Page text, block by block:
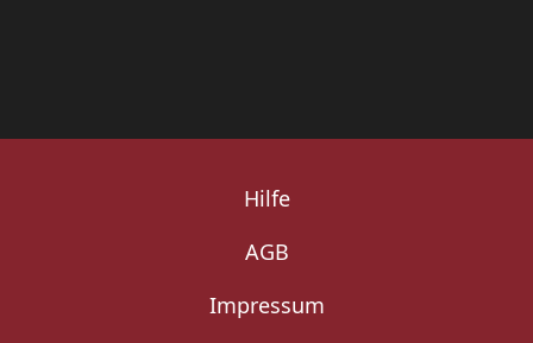
Hilfe
AGB
Impressum